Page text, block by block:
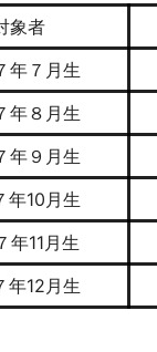
象者
年７月生
年８月生
年９月生
年10月生
年11月生
年12月生